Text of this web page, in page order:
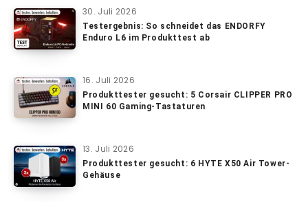
30. Juli 2026
Testergebnis: So schneidet das ENDORFY
Enduro L6 im Produkttest ab
16. Juli 2026
Produkttester gesucht: 5 Corsair CLIPPER PRO
MINI 60 Gaming-Tastaturen
13. Juli 2026
Produkttester gesucht: 6 HYTE X50 Air Tower-
Gehäuse